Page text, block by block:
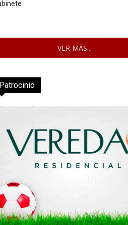
VER MÁS...